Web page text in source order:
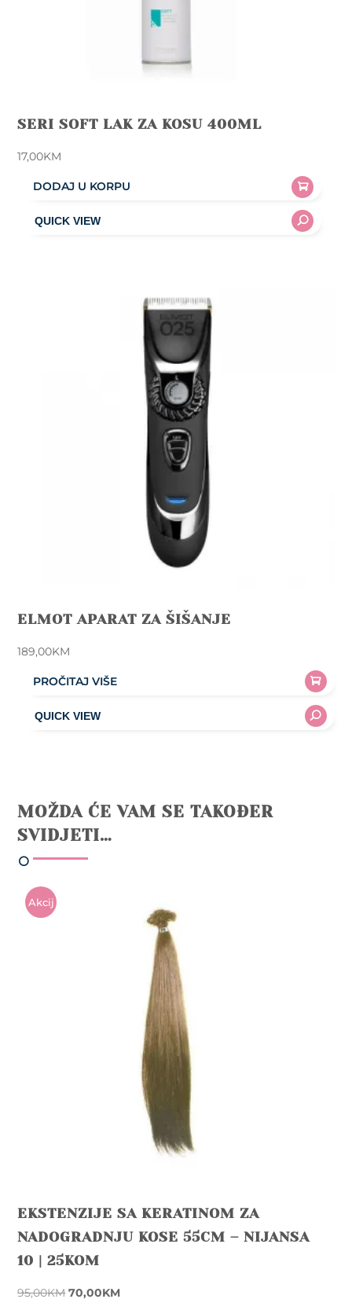
SERI SOFT LAK ZA KOSU 400ML
17,00KM
DODAJ U KORPU
ELMOT APARAT ZA ŠIŠANJE
189,00KM
PROČITAJ VIŠE
MOŽDA ĆE VAM SE TAKOĐER
SVIDJETI…
Akcij
EKSTENZIJE SA KERATINOM ZA
NADOGRADNJU KOSE 55CM – NIJANSA
10 | 25KOM
95,00KMOriginal
70,00KMCurrent